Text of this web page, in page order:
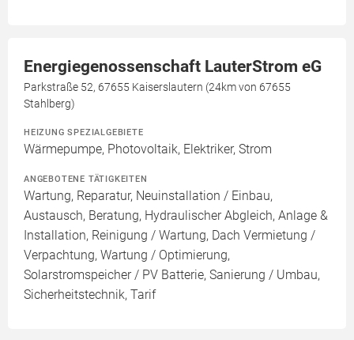
Energiegenossenschaft LauterStrom eG
Parkstraße 52, 67655 Kaiserslautern (24km von 67655
Stahlberg)
HEIZUNG SPEZIALGEBIETE
Wärmepumpe, Photovoltaik, Elektriker, Strom
ANGEBOTENE TÄTIGKEITEN
Wartung, Reparatur, Neuinstallation / Einbau,
Austausch, Beratung, Hydraulischer Abgleich, Anlage &
Installation, Reinigung / Wartung, Dach Vermietung /
Verpachtung, Wartung / Optimierung,
Solarstromspeicher / PV Batterie, Sanierung / Umbau,
Sicherheitstechnik, Tarif